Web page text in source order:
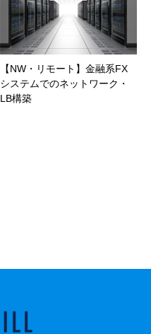
【NW・リモート】金融系FX
システムでのネットワーク・
LB構築